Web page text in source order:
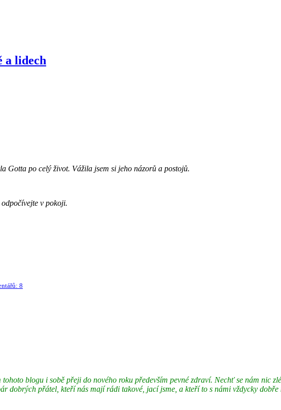
a lidech
Gotta po celý život. Vážila jsem si jeho názorů a postojů.
v pokoji.
8
blogu i sobě přeji do nového roku především pevné zdraví. Nechť se nám nic
dobrých přátel, kteří nás mají rádi takové, jací jsme, a kteří to s námi vždycky dobře